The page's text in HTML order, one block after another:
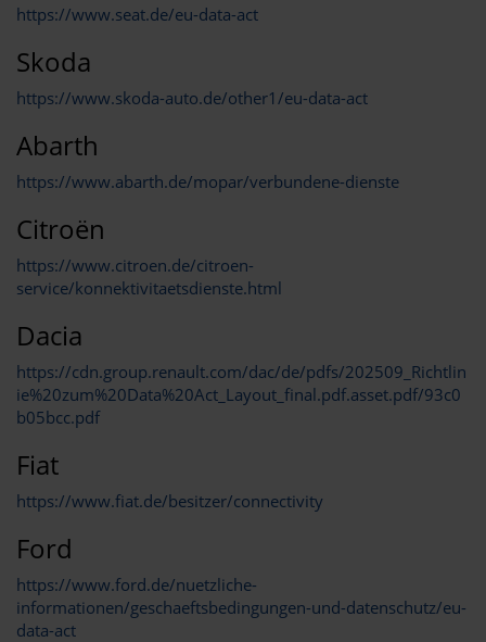
https://www.seat.de/eu-data-act
Skoda
https://www.skoda-auto.de/other1/eu-data-act
Abarth
https://www.abarth.de/mopar/verbundene-dienste
Citroën
https://www.citroen.de/citroen-
service/konnektivitaetsdienste.html
Dacia
https://cdn.group.renault.com/dac/de/pdfs/202509_Richtlin
ie%20zum%20Data%20Act_Layout_final.pdf.asset.pdf/93c0
b05bcc.pdf
Fiat
https://www.fiat.de/besitzer/connectivity
Ford
https://www.ford.de/nuetzliche-
informationen/geschaeftsbedingungen-und-datenschutz/eu-
data-act